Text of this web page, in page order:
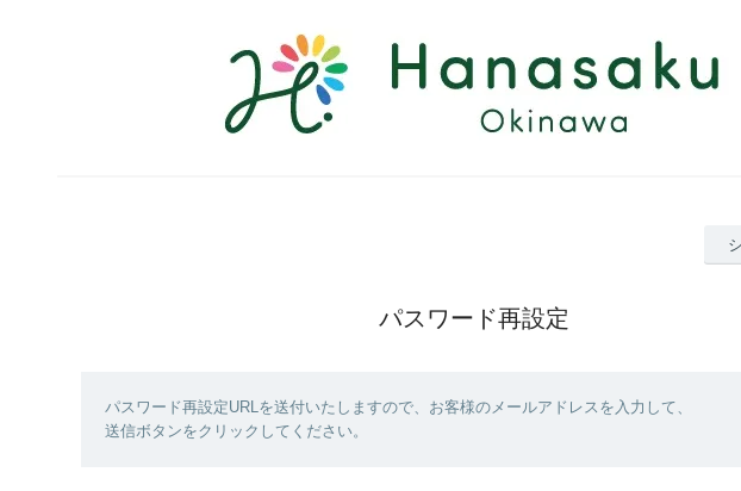
パスワード再設定
パスワード再設定URLを送付いたしますので、お客様のメールアドレスを入力して、
送信ボタンをクリックしてください。